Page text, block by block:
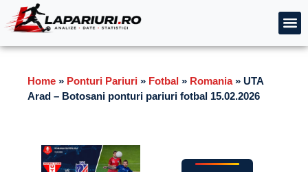
Home » Ponturi Pariuri » Fotbal » Romania» UTA
Arad – Botosani ponturi pariuri fotbal 15.02.2026